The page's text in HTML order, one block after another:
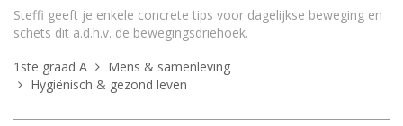
Steffi geeft je enkele concrete tips voor dagelijkse beweging en
schets dit a.d.h.v. de bewegingsdriehoek.
1ste graad A
Mens & samenleving
Hygiënisch & gezond leven